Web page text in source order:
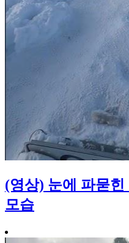
(영상) 눈에 파묻
모습